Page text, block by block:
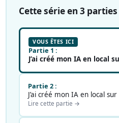
Cette série en 3 parties
VOUS ÊTES ICI
Partie 1 :
J’ai créé mon IA en local
Partie 2 :
J’ai créé mon IA en local
Lire cette partie →